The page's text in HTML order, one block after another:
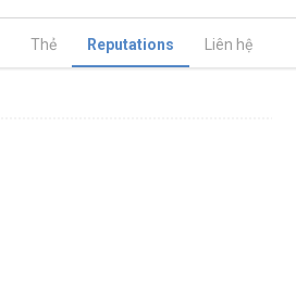
Thẻ Reputations Liên hệ